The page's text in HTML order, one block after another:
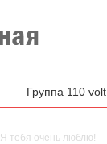
Группа 110 volt
Я тебя очень люблю!